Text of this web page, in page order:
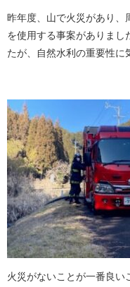
昨年度、山で火災があり、
を使用する事案がありまし
たが、自然水利の重要性に
火災がないことが一番良い